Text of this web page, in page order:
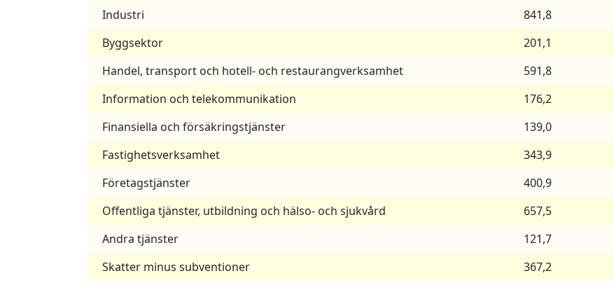
Industri
841,8
Byggsektor
201,1
Handel, transport och hotell- och restaurangverksamhet
591,8
Information och telekommunikation
176,2
Finansiella och försäkringstjänster
139,0
Fastighetsverksamhet
343,9
Företagstjänster
400,9
Offentliga tjänster, utbildning och hälso- och sjukvård
657,5
Andra tjänster
121,7
Skatter minus subventioner
367,2